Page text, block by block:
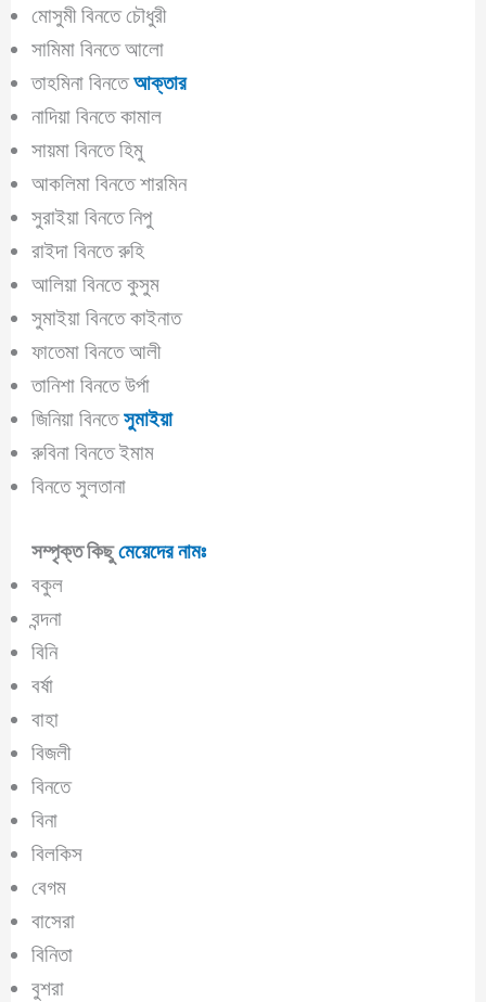
মোসুমী বিনতে চৌধুরী
সামিমা বিনতে আলো
তাহমিনা বিনতেআক্তার
নাদিয়া বিনতে কামাল
সায়মা বিনতে হিমু
আকলিমা বিনতে শারমিন
সুরাইয়া বিনতে নিপু
রাইদা বিনতে রুহি
আলিয়া বিনতে কুসুম
সুমাইয়া বিনতে কাইনাত
ফাতেমা বিনতে আলী
তানিশা বিনতে উর্পা
জিনিয়া বিনতেসুমাইয়া
রুবিনা বিনতে ইমাম
বিনতে সুলতানা
সম্পৃক্ত কিছুমেয়েদের নামঃ
বকুল
বন্দনা
বিনি
বর্ষা
বাহা
বিজলী
বিনতে
বিনা
বিলকিস
বেগম
বাসেরা
বিনিতা
বুশরা